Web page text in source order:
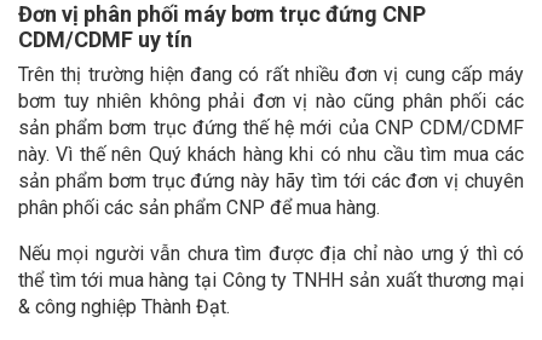
Đơn vị phân phối máy bơm trục đứng CNP
CDM/CDMF uy tín
Trên thị trường hiện đang có rất nhiều đơn vị cung cấp máy
bơm tuy nhiên không phải đơn vị nào cũng phân phối các
sản phẩm bơm trục đứng thế hệ mới của CNP CDM/CDMF
này. Vì thế nên Quý khách hàng khi có nhu cầu tìm mua các
sản phẩm bơm trục đứng này hãy tìm tới các đơn vị chuyên
phân phối các sản phẩm CNP để mua hàng.
Nếu mọi người vẫn chưa tìm được địa chỉ nào ưng ý thì có
thể tìm tới mua hàng tại Công ty TNHH sản xuất thương mại
& công nghiệp Thành Đạt.